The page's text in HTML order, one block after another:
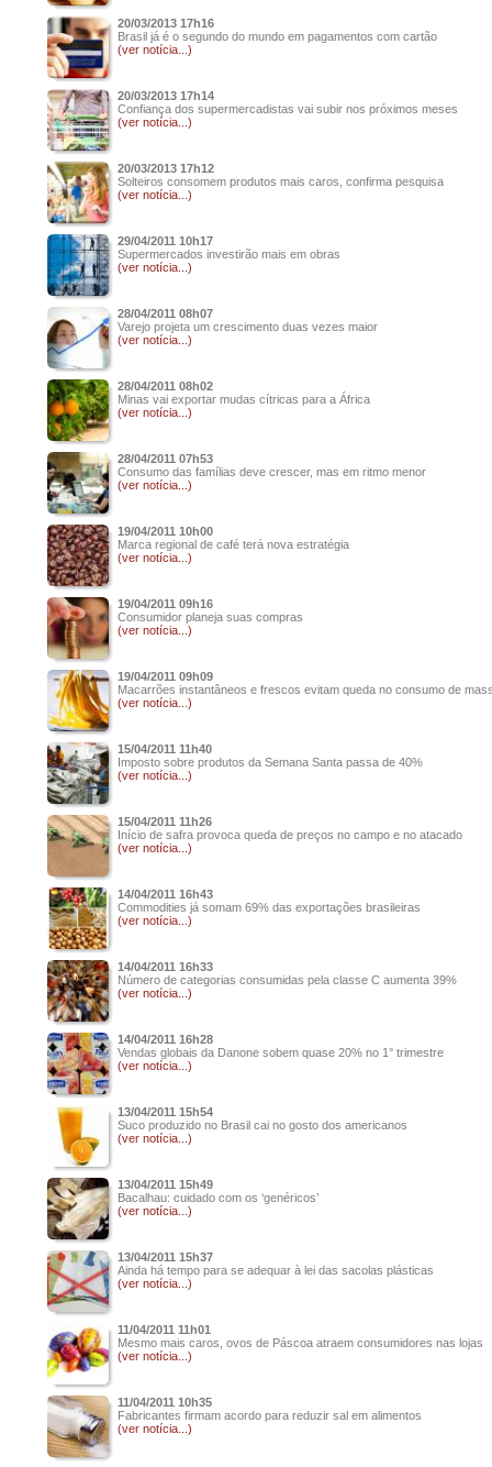
20/03/2013 17h16
Brasil já é o segundo do mundo em pagamentos com cartão
(ver notícia...)
20/03/2013 17h14
Confiança dos supermercadistas vai subir nos próximos meses
(ver notícia...)
20/03/2013 17h12
Solteiros consomem produtos mais caros, confirma pesquisa
(ver notícia...)
29/04/2011 10h17
Supermercados investirão mais em obras
(ver notícia...)
28/04/2011 08h07
Varejo projeta um crescimento duas vezes maior
(ver notícia...)
28/04/2011 08h02
Minas vai exportar mudas cítricas para a África
(ver notícia...)
28/04/2011 07h53
Consumo das famílias deve crescer, mas em ritmo menor
(ver notícia...)
19/04/2011 10h00
Marca regional de café terá nova estratégia
(ver notícia...)
19/04/2011 09h16
Consumidor planeja suas compras
(ver notícia...)
19/04/2011 09h09
Macarrões instantâneos e frescos evitam queda no consumo de
(ver notícia...)
15/04/2011 11h40
Imposto sobre produtos da Semana Santa passa de 40%
(ver notícia...)
15/04/2011 11h26
Início de safra provoca queda de preços no campo e no atacado
(ver notícia...)
14/04/2011 16h43
Commodities já somam 69% das exportações brasileiras
(ver notícia...)
14/04/2011 16h33
Número de categorias consumidas pela classe C aumenta 39%
(ver notícia...)
14/04/2011 16h28
Vendas globais da Danone sobem quase 20% no 1° trimestre
(ver notícia...)
13/04/2011 15h54
Suco produzido no Brasil cai no gosto dos americanos
(ver notícia...)
13/04/2011 15h49
Bacalhau: cuidado com os ‘genéricos’
(ver notícia...)
13/04/2011 15h37
Ainda há tempo para se adequar à lei das sacolas plásticas
(ver notícia...)
11/04/2011 11h01
Mesmo mais caros, ovos de Páscoa atraem consumidores nas lojas
(ver notícia...)
11/04/2011 10h35
Fabricantes firmam acordo para reduzir sal em alimentos
(ver notícia...)